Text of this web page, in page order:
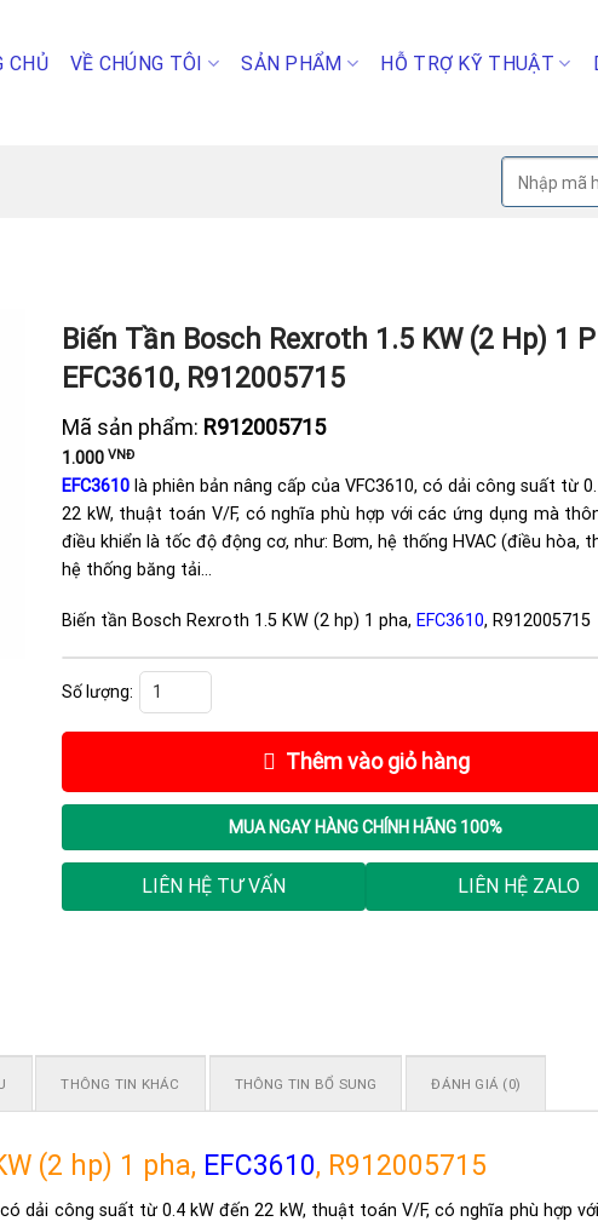
CHỦ VỀ CHÚNG TÔI SẢN PHẨM HỖ TRỢ KỸ THUẬT
Tìm
kiếm:
Biến Tần Bosch Rexroth 1.5 KW (2 Hp) 1
EFC3610, R912005715
Mã sản phẩm: R912005715
1.000VNĐ
EFC3610 là phiên bản nâng cấp của VFC3610, có dải công suất từ
22 kW, thuật toán V/F, có nghĩa phù hợp với các ứng dụng mà
điều khiển là tốc độ động cơ, như: Bơm, hệ thống HVAC (điều hòa,
hệ thống băng tải…
Biến tần Bosch Rexroth 1.5 KW (2 hp) 1 pha, EFC3610, R912005715
Biến tần Bosch Rexroth 1.5 KW (2 hp) 1 pha, EFC3610, R912005715 số lượng
Thêm vào giỏ hàng
MUA NGAY HÀNG CHÍNH HÃNG 100%
LIÊN HỆ TƯ VẤN LIÊN HỆ ZALO
THÔNG TIN KHÁC THÔNG TIN BỔ SUNG ĐÁNH GIÁ (0)
(2 hp) 1 pha, EFC3610, R912005715
có dải công suất từ 0.4 kW đến 22 kW, thuật toán V/F, có nghĩa phù hợp